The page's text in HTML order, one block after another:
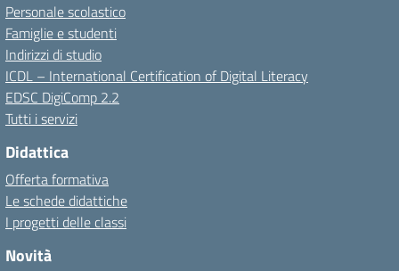
Personale scolastico
Famiglie e studenti
Indirizzi di studio
ICDL – International Certification of Digital Literacy
EDSC DigiComp 2.2
Tutti i servizi
Didattica
Offerta formativa
Le schede didattiche
I progetti delle classi
Novità